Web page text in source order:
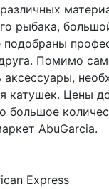
рыбака,
Помимо
катушек. Цены
большое
AbuGarcia.
Express